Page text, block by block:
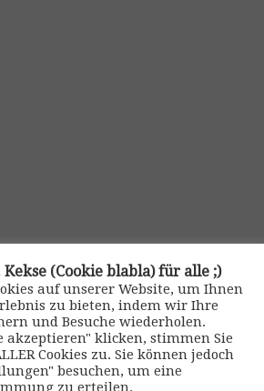
Kontakt
>> Datenschutz •|>> Kontaktformular •
(Cookie blabla) für alle ;)
auf unserer Website, um Ihnen
zu bieten, indem wir Ihre
und Besuche wiederholen.
akzeptieren" klicken, stimmen Sie
Cookies zu. Sie können jedoch
besuchen, um eine
zu erteilen.